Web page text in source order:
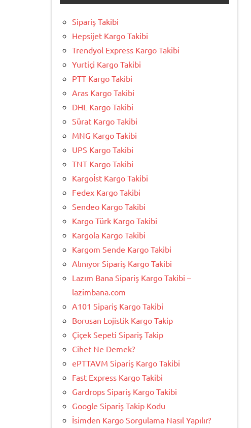
Sipariş Takibi
Hepsijet Kargo Takibi
Trendyol Express Kargo Takibi
Yurtiçi Kargo Takibi
PTT Kargo Takibi
Aras Kargo Takibi
DHL Kargo Takibi
Sürat Kargo Takibi
MNG Kargo Takibi
UPS Kargo Takibi
TNT Kargo Takibi
Kargoİst Kargo Takibi
Fedex Kargo Takibi
Sendeo Kargo Takibi
Kargo Türk Kargo Takibi
Kargola Kargo Takibi
Kargom Sende Kargo Takibi
Alınıyor Sipariş Kargo Takibi
Lazım Bana Sipariş Kargo Takibi –
lazimbana.com
A101 Sipariş Kargo Takibi
Borusan Lojistik Kargo Takip
Çiçek Sepeti Sipariş Takip
Cihet Ne Demek?
ePTTAVM Sipariş Kargo Takibi
Fast Express Kargo Takibi
Gardrops Sipariş Kargo Takibi
Google Sipariş Takip Kodu
İsimden Kargo Sorgulama Nasıl Yapılır?